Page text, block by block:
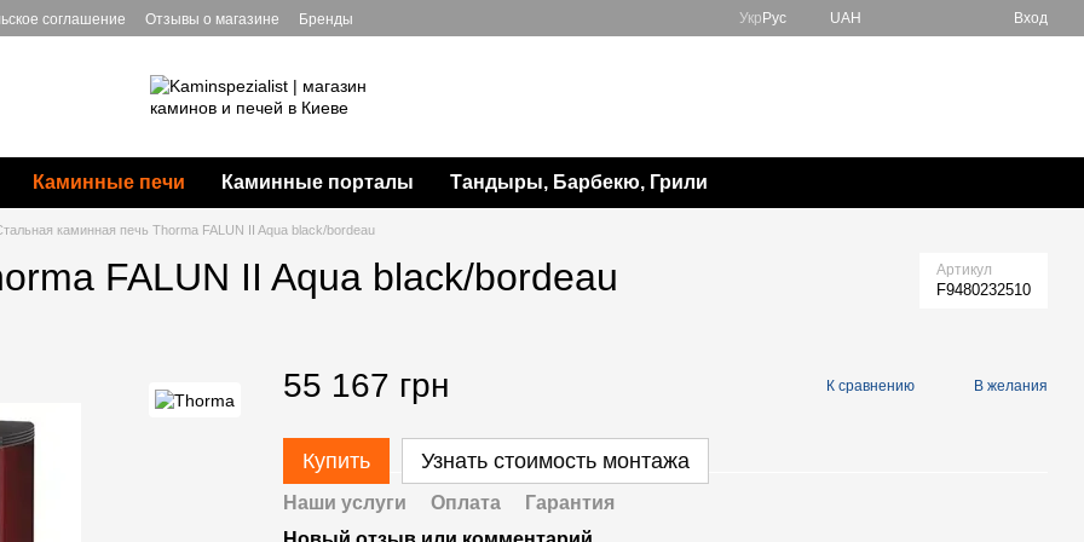
соглашение Отзывы о магазине Бренды Укр Рус UAH Вход
Каминные печи Каминные порталы Тандыры, Барбекю, Грили
каминная печь Thorma FALUN II Aqua black/bordeau
FALUN II Aqua black/bordeau Артикул
F9480232510
55 167 грн К сравнению В желания
Купить Узнать стоимость монтажа
Наши услуги Оплата
Гарантия